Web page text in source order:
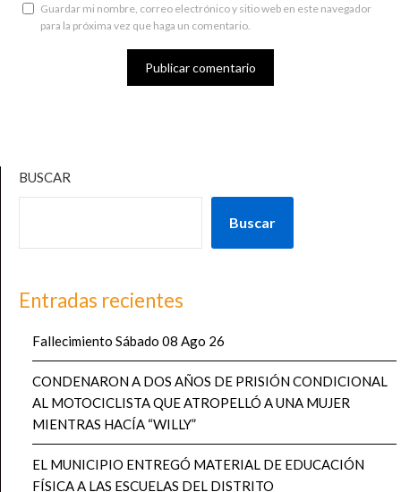
Guardar mi nombre, correo electrónico y sitio web en este navegador
para la próxima vez que haga un comentario.
BUSCAR
Buscar
Entradas recientes
Fallecimiento Sábado 08 Ago 26
CONDENARON A DOS AÑOS DE PRISIÓN CONDICIONAL
AL MOTOCICLISTA QUE ATROPELLÓ A UNA MUJER
MIENTRAS HACÍA “WILLY”
EL MUNICIPIO ENTREGÓ MATERIAL DE EDUCACIÓN
FÍSICA A LAS ESCUELAS DEL DISTRITO